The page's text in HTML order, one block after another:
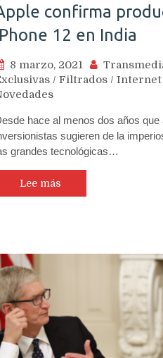
confirma
12 en India
8 marzo, 2021
/ Filtrados / Internet
hace al menos dos años que
sugieren de la
grandes tecnológicas…
Lee más